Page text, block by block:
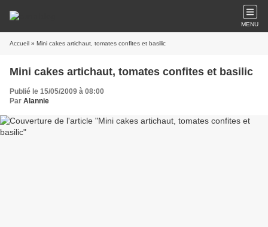
MENU
Accueil » Mini cakes artichaut, tomates confites et basilic
Mini cakes artichaut, tomates confites et basilic
Publié le 15/05/2009 à 08:00
Par Alannie